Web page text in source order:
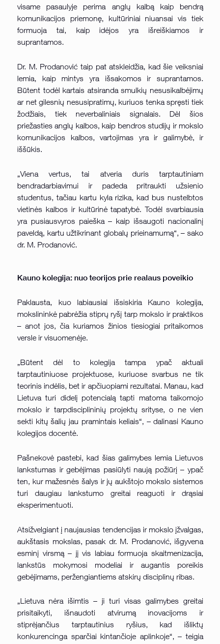
visame pasaulyje perima anglų kalbą kaip bendrą
komunikacijos priemonę, kultūriniai niuansai vis tiek
formuoja tai, kaip idėjos yra išreiškiamos ir
suprantamos.
Dr. M. Prodanović taip pat atskleidžia, kad šie veiksniai
lemia, kaip mintys yra išsakomos ir suprantamos.
Būtent todėl kartais atsiranda smulkių nesusikalbėjimų
ar net gilesnių nesusipratimų, kuriuos tenka spręsti tiek
žodžiais, tiek neverbaliniais signalais. Dėl šios
priežasties anglų kalbos, kaip bendros studijų ir mokslo
komunikacijos kalbos, vartojimas yra ir galimybė, ir
iššūkis.
„Viena vertus, tai atveria duris tarptautiniam
bendradarbiavimui ir padeda pritraukti užsienio
studentus, tačiau kartu kyla rizika, kad bus nustelbtos
vietinės kalbos ir kultūrinė tapatybė. Todėl svarbiausia
yra pusiausvyros paieška – kaip išsaugoti nacionalinį
paveldą, kartu užtikrinant globalų prieinamumą“, – sako
dr. M. Prodanović.
Kauno kolegija: nuo teorijos prie realaus poveikio
Paklausta, kuo labiausiai išsiskiria Kauno kolegija,
mokslininkė pabrėžia stiprų ryšį tarp mokslo ir praktikos
– anot jos, čia kuriamos žinios tiesiogiai pritaikomos
versle ir visuomenėje.
„Būtent dėl to kolegija tampa ypač aktuali
tarptautiniuose projektuose, kuriuose svarbus ne tik
teorinis indėlis, bet ir apčiuopiami rezultatai. Manau, kad
Lietuva turi didelį potencialą tapti matoma taikomojo
mokslo ir tarpdisciplininių projektų srityse, o ne vien
sekti kitų šalių jau pramintais keliais“, – dalinasi Kauno
kolegijos docentė.
Pašnekovė pastebi, kad šias galimybes lemia Lietuvos
lankstumas ir gebėjimas pasiūlyti naują požiūrį – ypač
ten, kur mažesnės šalys ir jų aukštojo mokslo sistemos
turi daugiau lankstumo greitai reaguoti ir drąsiai
eksperimentuoti.
Atsižvelgiant į naujausias tendencijas ir mokslo įžvalgas,
aukštasis mokslas, pasak dr. M. Prodanović, išgyvena
esminį virsmą – jį vis labiau formuoja skaitmenizacija,
lankstūs mokymosi modeliai ir augantis poreikis
gebėjimams, peržengiantiems atskirų disciplinų ribas.
„Lietuva nėra išimtis – ji turi visas galimybes greitai
prisitaikyti, išnaudoti atvirumą inovacijoms ir
stiprėjančius tarptautinius ryšius, kad išliktų
konkurencinga sparčiai kintančioje aplinkoje“, – teigia